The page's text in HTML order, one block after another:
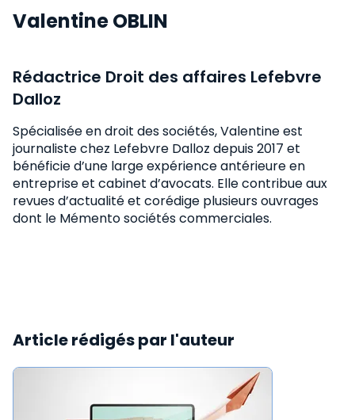
Valentine OBLIN
Rédactrice Droit des affaires Lefebvre
Dalloz
Spécialisée en droit des sociétés, Valentine est
journaliste chez Lefebvre Dalloz depuis 2017 et
bénéficie d’une large expérience antérieure en
entreprise et cabinet d’avocats. Elle contribue aux
revues d’actualité et corédige plusieurs ouvrages
dont le Mémento sociétés commerciales.
Article rédigés par l'auteur